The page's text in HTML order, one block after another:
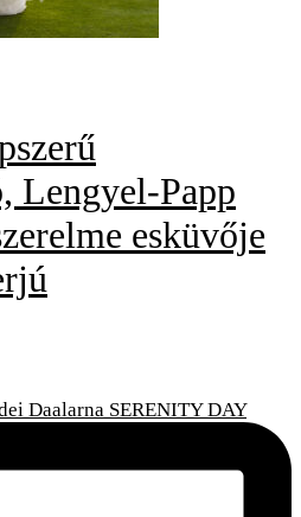
Lengyel-Papp
esküvője
Daalarna SERENITY DAY